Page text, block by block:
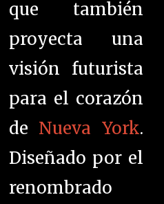
que también
proyecta una
visión futurista
para el corazón
de Nueva York.
Diseñado por el
renombrado